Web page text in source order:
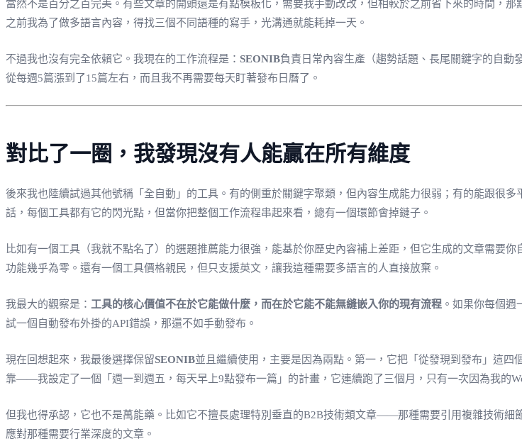
當然不是百分之百完美。有些文章的開頭還是有點模板化，需要我手動改改，但相較於之前省下來的時間
之前我為了做多語言內容，得找三個不同語種的寫手，光溝通就能耗掉一天。
不過我也沒有完全依賴它。我現在的工作流程是： SEONIB負責日常內容生產（趨勢話題、長尾關鍵字的自動
從每週5篇漲到了15篇左右，而且我不再需要每天盯著發布日曆了。
對比了一圈，我發現沒有人能贏在所有維度
後來我也陸續試過其他號稱「全自動」的工具。有的側重於關鍵字聚類，但內容生成能力很弱；有的能跟很
話，每個工具都有它的閃光點，但當你把整個工作流程串起來看，總有一個環節會掉鏈子。
比如有一個工具（我就不點名了）的選題推薦能力很強，能基於你歷史內容補上差距，但它生成的文章需要
功能幾乎為零。還有一個工具價格親民，但只支援英文，讓我這種需要多語言的人直接放棄。
我最大的觀察是： 工具的核心價值不在於它能做什麼，而在於它能不能無縫嵌入你的現有流程 。如果你每個
試一個自動發布外掛的API錯誤，那還不如手動發布。
現在回想起來，我最後選擇保留SEONIB並且繼續使用，主要是因為兩點。第一，它把「從發現到發布」這
靠——我設定了一個「週一到週五，每天早上9點發布一篇」的計畫，它連續跑了三個月，只有一次因為我的
但我也得承認，它也不是萬能藥。比如它不擅長處理特別垂直的B2B技術類文章——那種需要引用複雜技術
應對那種需要行業深度的文章。